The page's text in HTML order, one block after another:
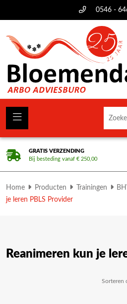
0546 -
GRATIS VERZENDING
Bij besteding vanaf € 250,00
Home Producten Trainingen
je leren PBLS Provider
Reanimeren kun je
Sorteren